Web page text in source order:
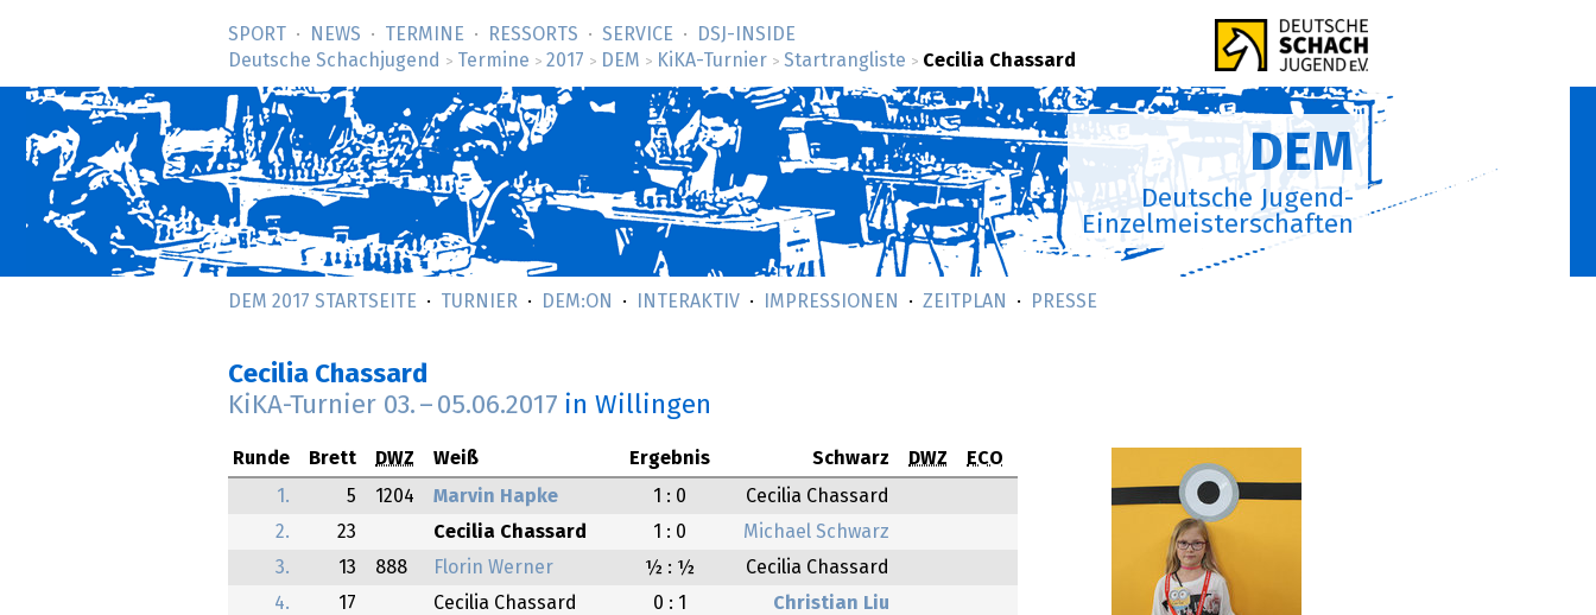
SPORT NEWS TERMINE RESSORTS SERVICE
DSJ-­INSIDE
Deutsche Schachjugend
> Termine > 2017 > DEM > KiKA-Turnier > Startrangliste > Cecilia Chassard
DEM
Deutsche Jugend-
Einzelmeisterschaften
DEM 2017 STARTSEITE TURNIER DEM:ON INTERAKTIV IMPRESSIONEN ZEITPLAN PRESSE
Cecilia Chassard
KiKA-Turnier 03. – 05.06.2017 in Willingen
Runde Brett DWZ Weiß Ergebnis Schwarz DWZ
ECO
1.
5 1204 Marvin Hapke 1 : 0
Cecilia Chassard
2.
23 Cecilia Chassard 1 : 0
Michael Schwarz
3.
13 888 Florin Werner ½ : ½
Cecilia Chassard
4.
17 Cecilia Chassard 0 : 1
Christian Liu